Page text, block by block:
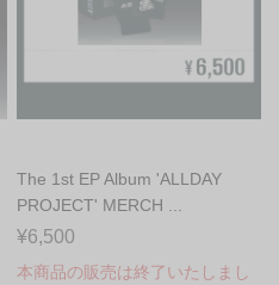
The 1st EP Album 'ALLDAY
PROJECT' MERCH ...
¥6,500
本商品の販売は終了いたしまし